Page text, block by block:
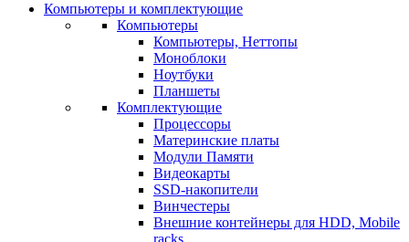
Компьютеры и комплектующие
Компьютеры
Компьютеры, Неттопы
Моноблоки
Ноутбуки
Планшеты
Комплектующие
Процессоры
Материнские платы
Модули Памяти
Видеокарты
SSD-накопители
Винчестеры
Внешние контейнеры для HDD, Mobile
racks